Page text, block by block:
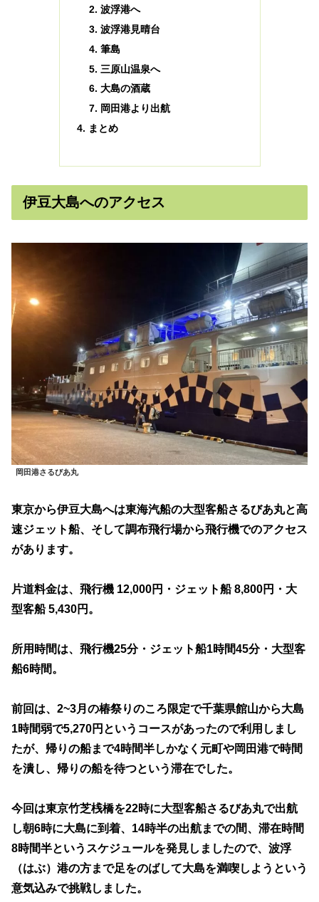
波浮港へ
波浮港見晴台
筆島
三原山温泉へ
大島の酒蔵
岡田港より出航
まとめ
伊豆大島へのアクセス
岡田港さるびあ丸
東京から伊豆大島へは東海汽船の大型客船さるびあ丸と高
速ジェット船、そして調布飛行場から飛行機でのアクセス
があります。
片道料金は、飛行機 12,000円・ジェット船 8,800円・大
型客船 5,430円。
所用時間は、飛行機25分・ジェット船1時間45分・大型客
船6時間。
前回は、2~3月の椿祭りのころ限定で千葉県館山から大島
1時間弱で5,270円というコースがあったので利用しまし
たが、帰りの船まで4時間半しかなく元町や岡田港で時間
を潰し、帰りの船を待つという滞在でした。
今回は東京竹芝桟橋を22時に大型客船さるびあ丸で出航
し朝6時に大島に到着、14時半の出航までの間、滞在時間
8時間半というスケジュールを発見しましたので、波浮
（はぶ）港の方まで足をのばして大島を満喫しようという
意気込みで挑戦しました。